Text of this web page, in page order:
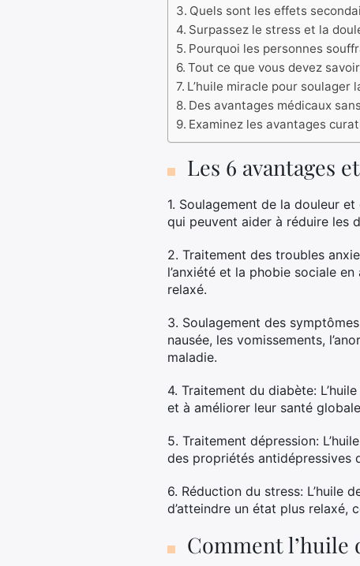
Quels sont les effets
Surpassez le stress et la
Pourquoi les personnes
Tout ce que vous devez
L’huile miracle pour
Des avantages médicaux
Examinez les avantages
Les 6 avantages
1. Soulagement de la douleur
qui peuvent aider à réduire les
2. Traitement des troubles
l’anxiété et la phobie sociale
relaxé.
3. Soulagement des
nausée, les vomissements,
maladie.
4. Traitement du diabète:
et à améliorer leur santé
5. Traitement dépression:
des propriétés antidépressives
6. Réduction du stress: L’huile
d’atteindre un état plus relaxé,
Comment l’huile